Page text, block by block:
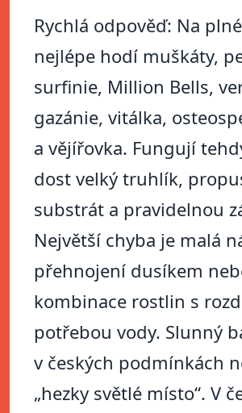
Rychlá odpověď: Na
nejlépe hodí muškáty,
surfinie, Million Bells,
gazánie, vitálka,
a vějířovka. Fungují
dost velký truhlík,
substrát a pravidelnou
Největší chyba je malá
přehnojení dusíkem
kombinace rostlin s
potřebou vody. Slunný
v českých podmínkách
„hezky světlé místo“. V